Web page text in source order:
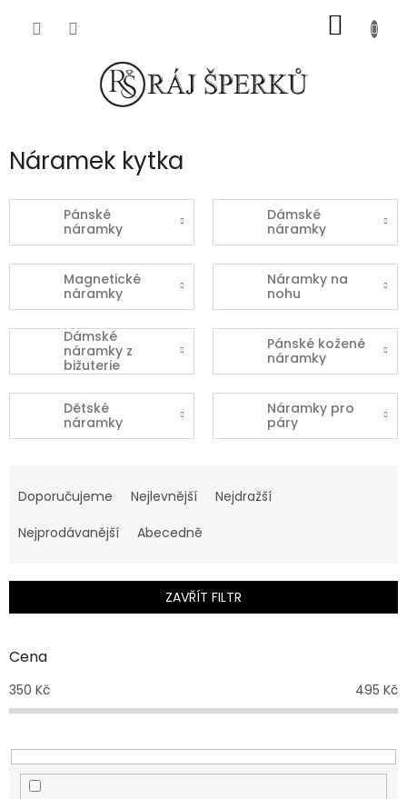
KOŠÍK
Náramek kytka
Pánské
náramky
Dámské
náramky
Magnetické
náramky
Náramky na
nohu
Dámské
náramky z
bižuterie
Pánské kožené
náramky
Dětské
náramky
Náramky pro
páry
a
e
í
r
d
k
t
Doporučujeme Nejlevnější
Nejdražší
Nejprodávanější
Abecedně
ZAVŘÍT FILTR
Cena
350 Kč 495 Kč